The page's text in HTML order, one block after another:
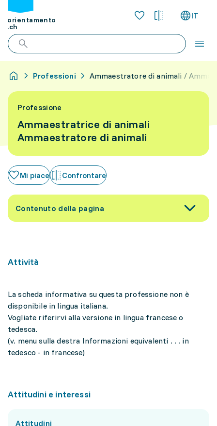
orientamento
.ch
IT
Professioni Ammaestratore di animali /
Professione
Ammaestratrice di animali
Ammaestratore di animali
Mi piace Confrontare
Contenuto della pagina
Attività
La scheda informativa su questa professione non è
disponibile in lingua italiana.
Vogliate riferirvi alla versione in lingua francese o
tedesca.
(v. menu sulla destra Informazioni equivalenti . . . in
tedesco - in francese)
Attitudini e interessi
Attitudini